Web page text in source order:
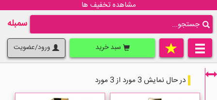
مشاهده تخفیف ها
سمبله
سبد خرید ورود/عضویت
در حال نمایش 3 مورد از 3 مورد